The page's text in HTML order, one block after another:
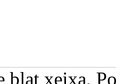
blat xeixa,